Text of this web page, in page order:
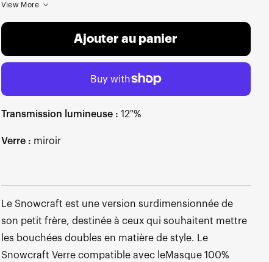
View More
Ajouter au panier
Transmission lumineuse : 12 %
Verre : miroir
Le Snowcraft est une version surdimensionnée de
son petit frère, destinée à ceux qui souhaitent mettre
les bouchées doubles en matière de style. Le
Snowcraft Verre compatible avec leMasque 100%